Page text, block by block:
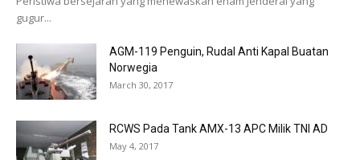
gugur...
AGM-119 Penguin, Rudal Anti Kapal Buatan
Norwegia
March 30, 2017
RCWS Pada Tank AMX-13 APC Milik TNI AD
May 4, 2017